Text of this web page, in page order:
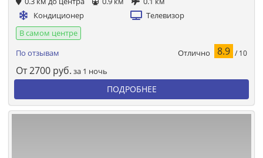
Кондиционер
Телевизор
В самом центре
По отзывам
Отлично 8.9 / 10
От2700 руб. за 1 ночь
ПОДРОБНЕЕ